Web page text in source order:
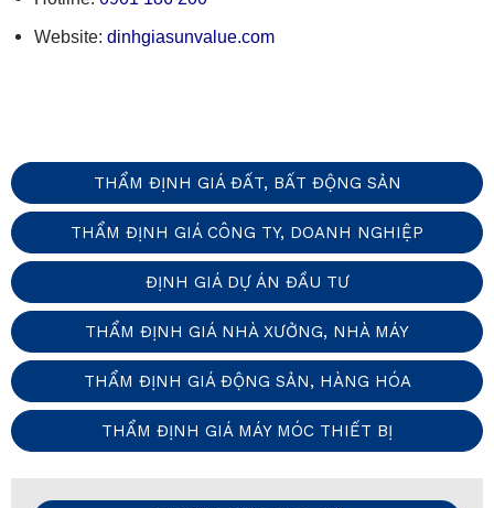
Website: dinhgiasunvalue.com
THẨM ĐỊNH GIÁ ĐẤT, BẤT ĐỘNG SẢN
THẨM ĐỊNH GIÁ CÔNG TY, DOANH NGHIỆP
ĐỊNH GIÁ DỰ ÁN ĐẦU TƯ
THẨM ĐỊNH GIÁ NHÀ XƯỞNG, NHÀ MÁY
THẨM ĐỊNH GIÁ ĐỘNG SẢN, HÀNG HÓA
THẨM ĐỊNH GIÁ MÁY MÓC THIẾT BỊ